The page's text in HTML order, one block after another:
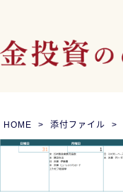
HOME 添付ファイル